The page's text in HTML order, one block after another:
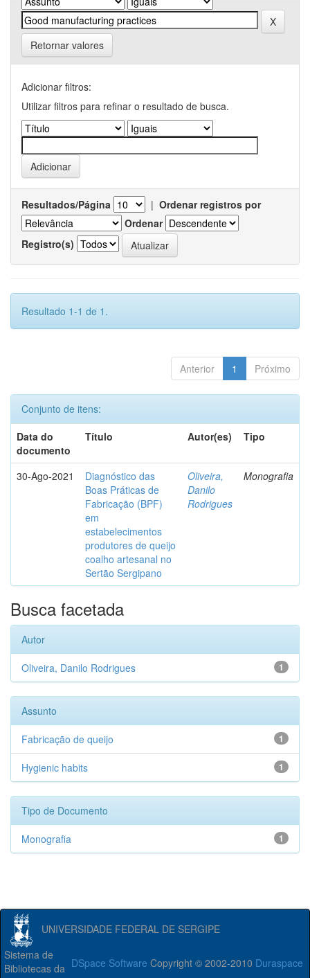
Retornar valores
Adicionar filtros:
Utilizar filtros para refinar o resultado de busca.
Resultados/Página | Ordenar registros por
Ordenar
Registro(s)
Resultado 1-1 de 1.
Anterior 1 Próximo
Conjunto de itens:
Data do
documento
Título Autor(es) Tipo
30-Ago-2021
Diagnóstico das
Boas Práticas de
Fabricação (BPF)
em
estabelecimentos
produtores de queijo
coalho artesanal no
Sertão Sergipano
Oliveira,
Danilo
Rodrigues
Monografia
Busca facetada
Autor
1
Oliveira, Danilo Rodrigues
Assunto
1
Fabricação de queijo
1
Hygienic habits
Tipo de Documento
1
Monografia
UNIVERSIDADE FEDERAL DE SERGIPE
DSpace Software Copyright © 2002-2010 Duraspace
Sistema de
Bibliotecas da